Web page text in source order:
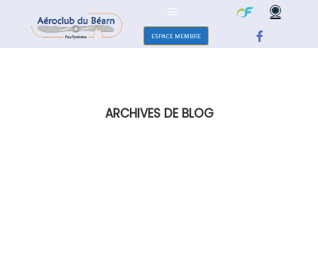
ESPACE MEMBRE
ARCHIVES DE BLOG